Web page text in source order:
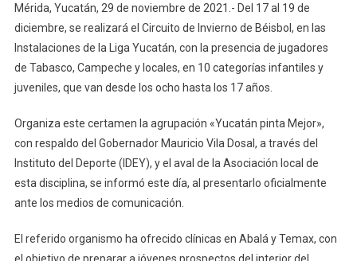
Béisbol,
Del
18
Al
20
Diciembre
Mérida, Yucatán, 29 de noviembre de 2021.- Del 17 al 19 de
diciembre, se realizará el Circuito de Invierno de Béisbol, en las
Instalaciones de la Liga Yucatán, con la presencia de jugadores
de Tabasco, Campeche y locales, en 10 categorías infantiles y
juveniles, que van desde los ocho hasta los 17 años.
Organiza este certamen la agrupación «Yucatán pinta Mejor»,
con respaldo del Gobernador Mauricio Vila Dosal, a través del
Instituto del Deporte (IDEY), y el aval de la Asociación local de
esta disciplina, se informó este día, al presentarlo oficialmente
ante los medios de comunicación.
El referido organismo ha ofrecido clínicas en Abalá y Temax, con